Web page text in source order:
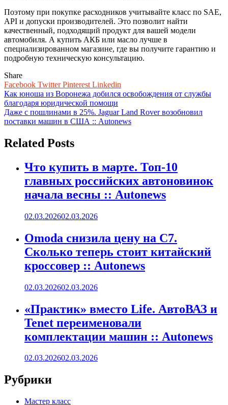
Поэтому при покупке расходников учитывайте класс по SAE,
API и допуски производителей. Это позволит найти
качественный, подходящий продукт для вашей модели
автомобиля. А купить АКБ или масло лучше в
специализированном магазине, где вы получите гарантию и
подробную техническую консультацию.
Share
Facebook TwitterPinterest Linkedin
Навигация
по
записям
Как юноша из Воронежа добился освобождения от службы
благодаря юридической помощи
Даже с пошлинами в 25%. Jaguar Land Rover возобновил
поставки машин в США :: Autonews
Related Posts
Что купить в марте. Топ-10
главных российских автоновинок
начала весны :: Autonews
02.03.202602.03.2026
Omoda снизила цену на C7.
Сколько теперь стоит китайский
кроссовер :: Autonews
02.03.202602.03.2026
«Практик» вместо Life. АвтоВАЗ и
Tenet переименовали
комплектации машин :: Autonews
02.03.202602.03.2026
Рубрики
Мастер класс